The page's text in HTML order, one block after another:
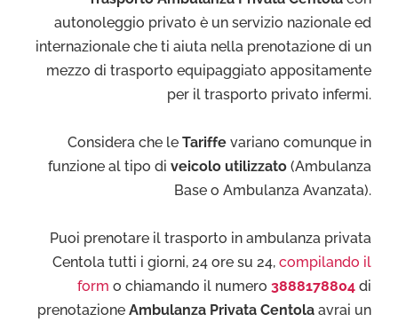
autonoleggio privato è un servizio nazionale ed
internazionale che ti aiuta nella prenotazione di un
mezzo di trasporto equipaggiato appositamente
per il trasporto privato infermi.
Considera che le Tariffe variano comunque in
funzione al tipo di veicolo utilizzato (Ambulanza
Base o Ambulanza Avanzata).
Puoi prenotare il trasporto in ambulanza privata
Centola tutti i giorni, 24 ore su 24, compilando il
form o chiamando il numero 3888178804 di
prenotazione Ambulanza Privata Centola avrai un